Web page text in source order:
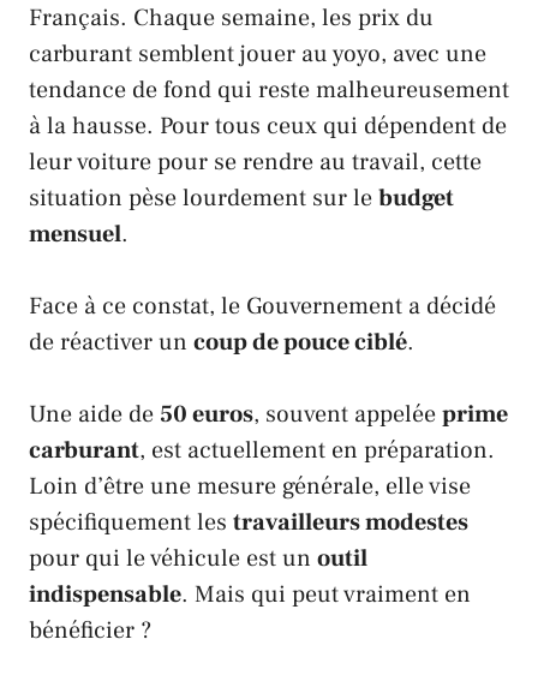
Français. Chaque semaine, les prix du
carburant semblent jouer au yoyo, avec une
tendance de fond qui reste malheureusement
à la hausse. Pour tous ceux qui dépendent de
leur voiture pour se rendre au travail, cette
situation pèse lourdement sur lebudget
mensuel.
Face à ce constat, le Gouvernement a décidé
de réactiver un coup de pouce ciblé.
Une aide de 50 euros, souvent appeléeprime
carburant, est actuellement en préparation.
Loin d’être une mesure générale, elle vise
spécifiquement les travailleurs modestes
pour qui le véhicule est un outil
indispensable. Mais qui peut vraiment en
bénéficier ?